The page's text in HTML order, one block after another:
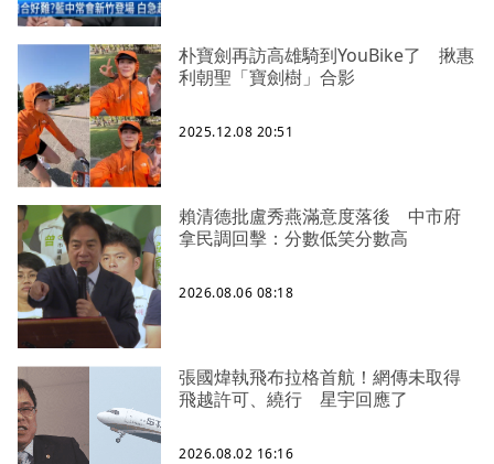
朴寶劍再訪高雄騎到YouBike了 揪惠
利朝聖「寶劍樹」合影
2025.12.08 20:51
賴清德批盧秀燕滿意度落後 中市府
拿民調回擊：分數低笑分數高
2026.08.06 08:18
張國煒執飛布拉格首航！網傳未取得
飛越許可、繞行 星宇回應了
2026.08.02 16:16